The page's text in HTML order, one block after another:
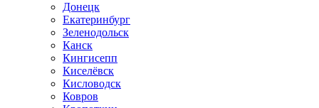
Донецк
Екатеринбург
Зеленодольск
Канск
Кингисепп
Киселёвск
Кисловодск
Ковров